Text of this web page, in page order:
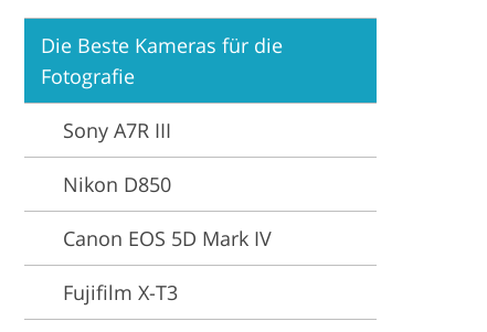
Die Beste Kameras für die
Fotografie
Sony A7R III
Nikon D850
Canon EOS 5D Mark IV
Fujifilm X-T3